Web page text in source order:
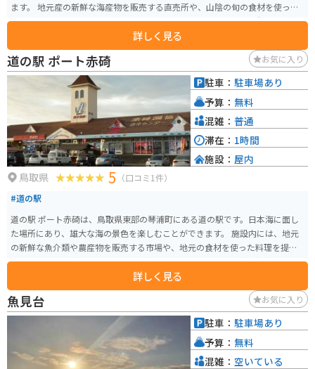
ます。 地元産の新鮮な海産物を販売する直売所や、山陰の旬の食材を使った
料理が楽しめるレストランがあります。特に、ベニズワイガニや岩ガキなど
の新鮮な魚介類は絶品です。また、鳥取県の名産品である二十世紀梨を使っ
たスイーツも人気があります。 バイクで訪れる場合、道の駅には広い駐車場
が完備されているので安心です。日本海沿いの道路は景色が良く、ツーリン
グにも最適です。道の駅 琴の浦を起点に、周辺の観光スポットを巡るのもお
すすめです。例えば、車で約10分の距離にある「浦安神社」は、縁結びの神
様として知られており、多くの参拝客が訪れます。
詳しく見る
道の駅 ポート赤碕 お気に入り
鳥取県 5 （口コミ1件）
#道の駅
道の駅 ポート赤碕は、鳥取県東部の琴浦町にある道の駅です。日本海に面し
た場所にあり、雄大な海の景色を楽しむことができます。 施設内には、地元
の新鮮な魚介類や農産物を販売する市場や、地元の食材を使った料理を提供
するレストランがあります。特に、紅ズワイガニや白イカなどの新鮮な seafo
るので安心です。また、休憩スペースも充実しており、ツーリングの途中に
立ち寄るのに最適な場所と言えるでしょう。周辺には、海岸線沿いを走る sce
nic なルートも多いので、バイクで touring を楽しむのもおすすめです。 道の
駅 ポート赤碕は、鳥取県の東部を観光する際の拠点としても最適な場所で
す。周辺には、鳥取砂丘や浦富海岸など、観光スポットも多数あります。
詳しく見る
駐車： 駐車場あり
予算： 無料
混雑： 普通
滞在： 1時間
施設： 屋内
魚見台 お気に入り
駐車： 駐車場あり
予算： 無料
混雑： 空いている